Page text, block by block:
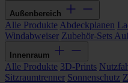
Außenbereich
Alle Produkte Abdeckplanen
Windabweiser Zubehör-Sets
Innenraum
Alle Produkte 3D-Prints
Sitzraumtrenner Sonnenschutz